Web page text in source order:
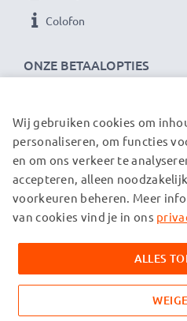
ONZE BETAALOPTIES
Colofon
ONZE VERZENDPARTNERS
© subtel.be 2026
Alle prijzen zijn inclusief btw en
Houd er rekening mee dat alle
uitsluitend worden vermeld om
producten te verstrekken.
Wij gebruiken cookies om
personaliseren, om functies
en om ons verkeer te
accepteren, alleen
voorkeuren beheren. Meer
van cookies vind je in ons
ALLES